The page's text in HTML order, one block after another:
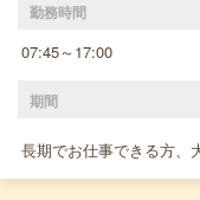
勤務時間
07:45～17:00
期間
長期でお仕事できる方、